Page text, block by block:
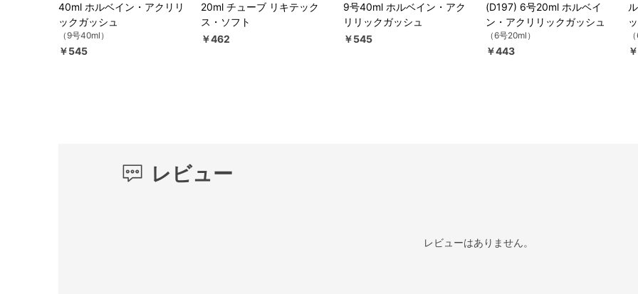
40ml ホルベイン・アクリリ
ックガッシュ
（9号40ml）
￥545
20ml チューブ リキテック
ス・ソフト
￥462
9号40ml ホルベイン・アク
リリックガッシュ
￥545
(D197) 6号20ml ホルベイ
ン・アクリリックガッシュ
（6号20ml）
￥443
レビュー
レビューはありません。